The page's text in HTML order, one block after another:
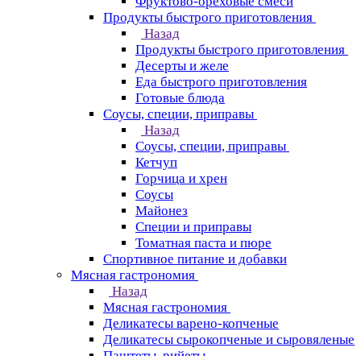
Продукты быстрого приготовления
Назад
Продукты быстрого приготовления
Десерты и желе
Еда быстрого приготовления
Готовые блюда
Соусы, специи, приправы
Назад
Соусы, специи, приправы
Кетчуп
Горчица и хрен
Соусы
Майонез
Специи и приправы
Томатная паста и пюре
Спортивное питание и добавки
Мясная гастрономия
Назад
Мясная гастрономия
Деликатесы варено-копченые
Деликатесы сырокопченые и сыровяленые